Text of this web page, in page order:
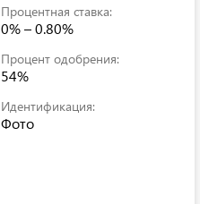
Процентная ставка:
0% – 0.80%
Процент одобрения:
54%
Идентификация:
Фото